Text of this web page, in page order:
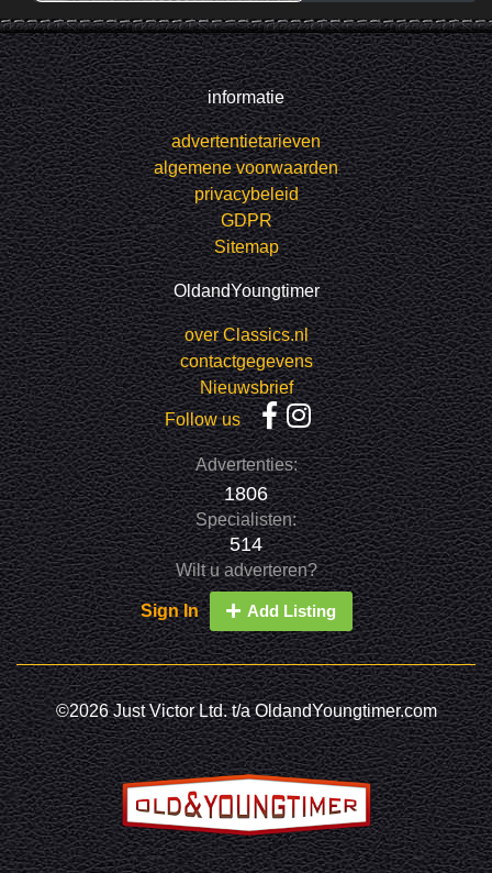
informatie
advertentietarieven
algemene voorwaarden
privacybeleid
GDPR
Sitemap
OldandYoungtimer
over Classics.nl
contactgegevens
Nieuwsbrief
Follow us
Advertenties:
1806
Specialisten:
514
Wilt u adverteren?
Sign In Add Listing
©2026 Just Victor Ltd. t/a OldandYoungtimer.com